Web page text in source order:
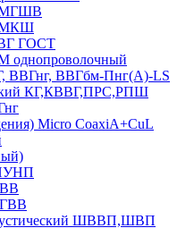
МГШВ
МКШ
ГОСТ
однопроволочный
ВВГнг, ВВГбм-Пнг(А)-LS
КГ,КВВГ,ПРС,РПШ
Micro CoaxiA+CuL
ШВВП,ШВП